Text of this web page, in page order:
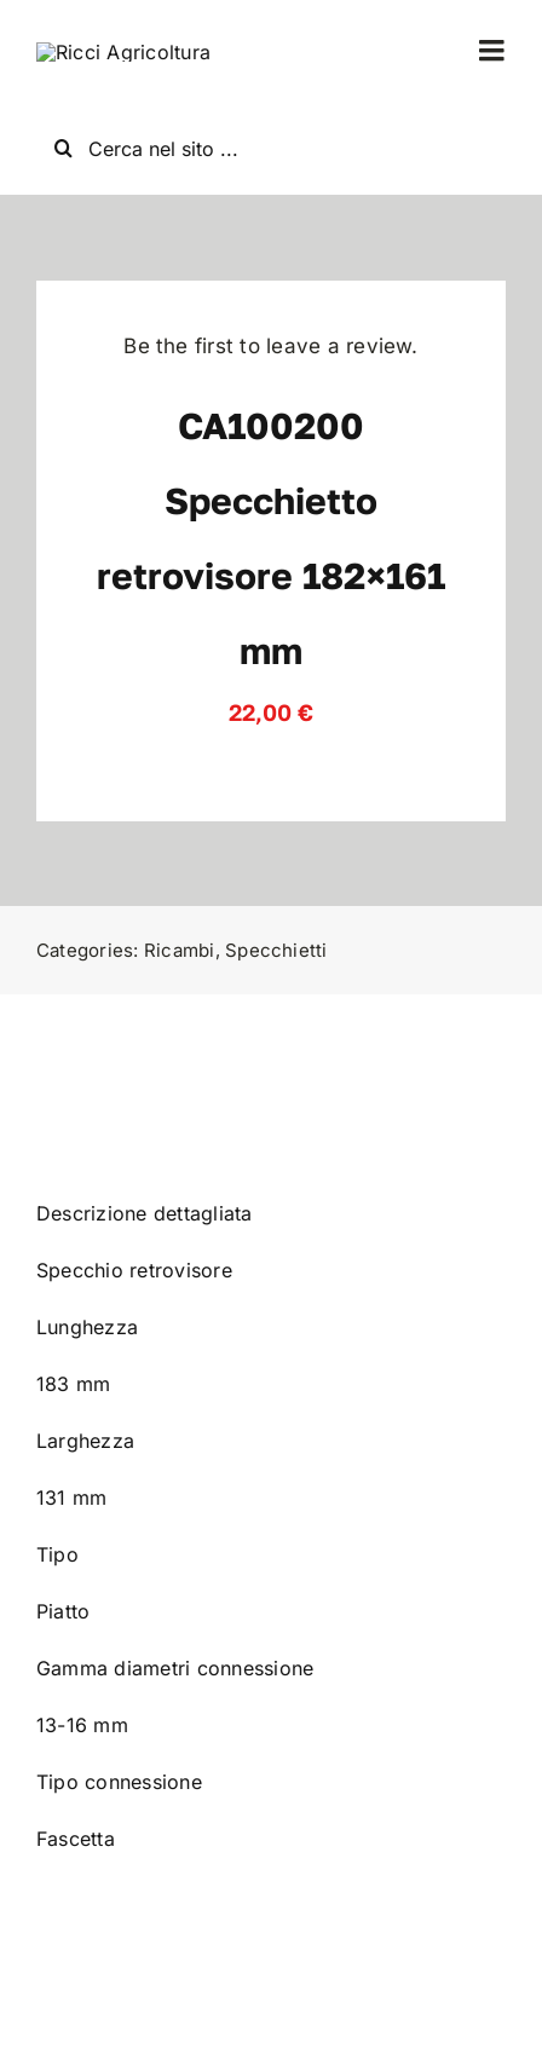
Cerca
Be the first to leave a review.
CA100200
Specchietto
retrovisore 182×161
mm
22,00 €
Categories: Ricambi, Specchietti
Descrizione dettagliata
Specchio retrovisore
Lunghezza
183 mm
Larghezza
131 mm
Tipo
Piatto
Gamma diametri connessione
13-16 mm
Tipo connessione
Fascetta